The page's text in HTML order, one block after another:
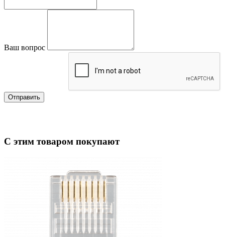
Ваш вопрос
Отправить
С этим товаром покупают